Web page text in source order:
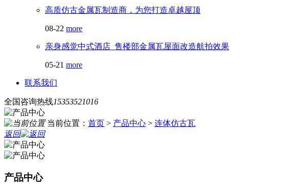
高质仿古金属瓦制造商，为您打造卓越屋顶
08-22 more
亲身感觉中式酒店_售楼部金属瓦屋面改造航拍效果
05-21 more
联系我们
全国咨询热线15353521016
当前位置： 首页 > 产品中心 > 连体仿古瓦
返回
产品中心